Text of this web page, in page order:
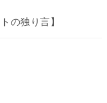
の独り言】